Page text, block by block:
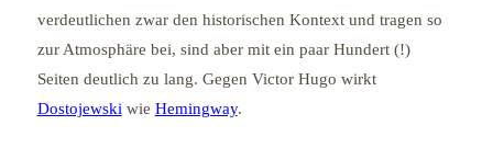
verdeutlichen zwar den historischen Kontext und tragen so
zur Atmosphäre bei, sind aber mit ein paar Hundert (!)
Seiten deutlich zu lang. Gegen Victor Hugo wirkt
Dostojewski wie Hemingway.